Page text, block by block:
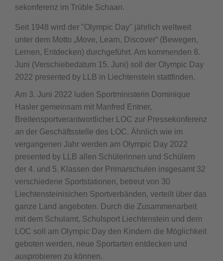
sekonferenz im Trüble Schaan.
Seit 1948 wird der "Olympic Day" jährlich weltweit
unter dem Motto „Move, Learn, Discover“ (Bewegen,
Lernen, Entdecken) durchgeführt. Am kommenden 8.
Juni (Verschiebedatum 15. Juni) soll der Olympic Day
2022 presented by LLB in Liechtenstein stattfinden.
Am 3. Juni 2022 luden Sportministerin Dominique
Hasler gemeinsam mit Manfred Entner,
Breitensportverantwortlicher LOC zur Pressekonferenz
an der Geschäftsstelle des LOC. Ähnlich wie im
vergangenen Jahr werden am Olympic Day 2022
presented by LLB allen Schülerinnen und Schülern
der 4. und 5. Klassen der Primarschulen insgesamt 32
verschiedene Sportstationen, betreut von 30
Liechtensteinisichen Sportverbänden, verteilt über das
ganze Land angeboten. Durch die Zusammenarbeit
mit dem Schulamt, Schulsport Liechtenstein und dem
LOC soll am Olympic Day den Kindern die Möglichkeit
geboten werden, neue Sportarten entdecken und
ausprobieren zu können.